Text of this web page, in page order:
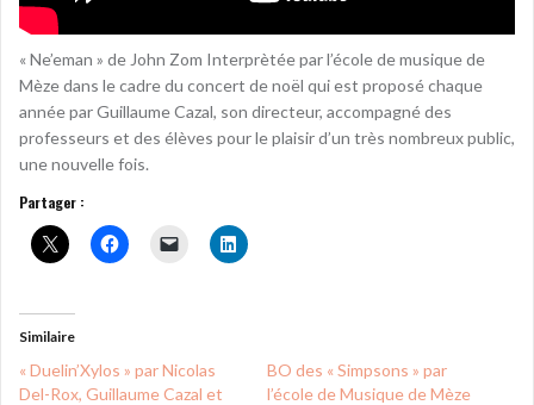
« Ne’eman » de John Zom Interprètée par l’école de musique de
Mèze dans le cadre du concert de noël qui est proposé chaque
année par Guillaume Cazal, son directeur, accompagné des
professeurs et des élèves pour le plaisir d’un très nombreux public,
une nouvelle fois.
Partager :
Similaire
« Duelin’Xylos » par Nicolas
Del-Rox, Guillaume Cazal et
BO des « Simpsons » par
l’école de Musique de Mèze